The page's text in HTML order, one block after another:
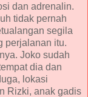
dan adrenalin.
tidak pernah
segila
perjalanan itu.
Joko sudah
dia dan
lokasi
Rizki, anak gadis